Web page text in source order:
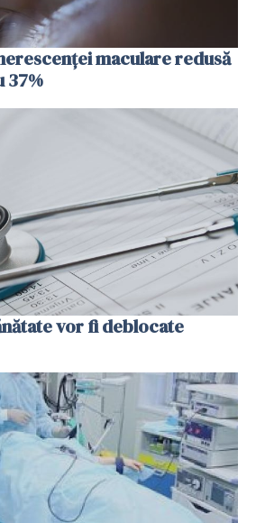
maculare redusă
37%
vor fi deblocate